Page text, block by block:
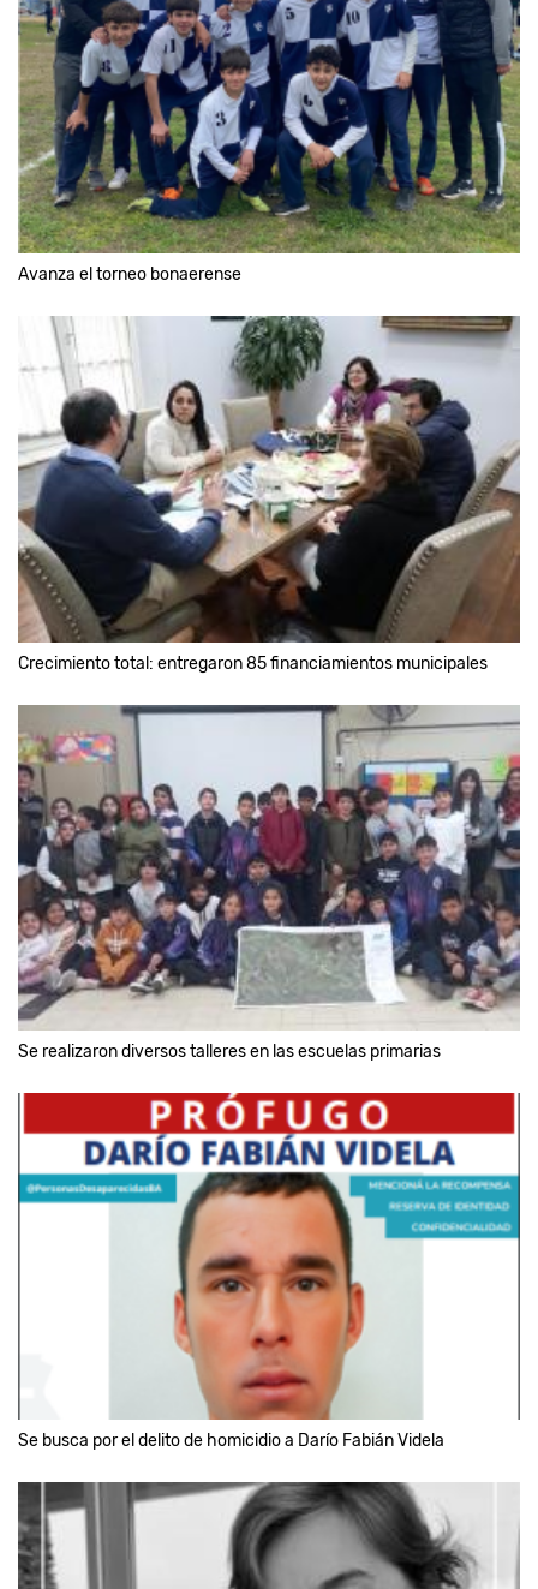
Avanza el torneo bonaerense
Crecimiento total: entregaron 85 financiamientos municipales
Se realizaron diversos talleres en las escuelas primarias
Se busca por el delito de homicidio a Darío Fabián Videla